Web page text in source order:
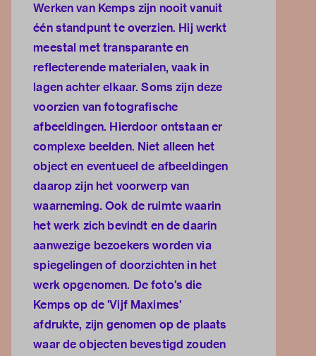
Werken van Kemps zijn nooit vanuit
één standpunt te overzien. Hij werkt
meestal met transparante en
reflecterende materialen, vaak in
lagen achter elkaar. Soms zijn deze
voorzien van fotografische
afbeeldingen. Hierdoor ontstaan er
complexe beelden. Niet alleen het
object en eventueel de afbeeldingen
daarop zijn het voorwerp van
waarneming. Ook de ruimte waarin
het werk zich bevindt en de daarin
aanwezige bezoekers worden via
spiegelingen of doorzichten in het
werk opgenomen. De foto's die
Kemps op de 'Vijf Maximes'
afdrukte, zijn genomen op de plaats
waar de objecten bevestigd zouden